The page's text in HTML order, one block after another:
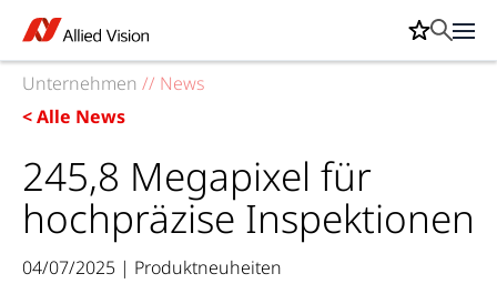
Unternehmen // News
< Alle News
245,8 Megapixel für
hochpräzise Inspektionen
04/07/2025 | Produktneuheiten